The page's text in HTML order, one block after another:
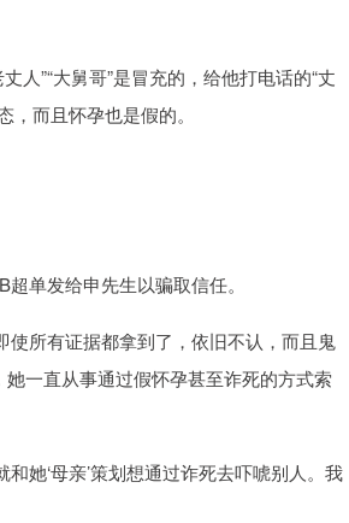
人”“大舅哥”是冒充的，给他打电话的“丈
而且怀孕也是假的。
单发给申先生以骗取信任。
使所有证据都拿到了，依旧不认，而且鬼
一直从事通过假怀孕甚至诈死的方式索
她‘母亲’策划想通过诈死去吓唬别人。我